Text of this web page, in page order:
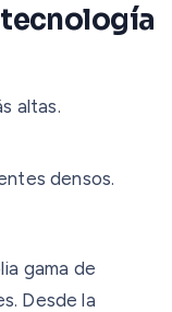
altas.
densos.
gama de
Desde la